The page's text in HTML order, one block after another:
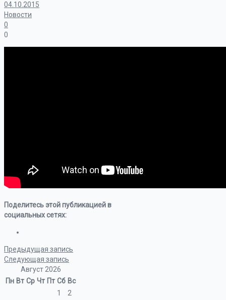
04.10.2015
Новости
0
0
Поделитесь этой публикацией в
социальных сетях:
Предыдущая запись
Следующая запись
Август 2026
Пн Вт Ср Чт Пт Сб Вс
1
2